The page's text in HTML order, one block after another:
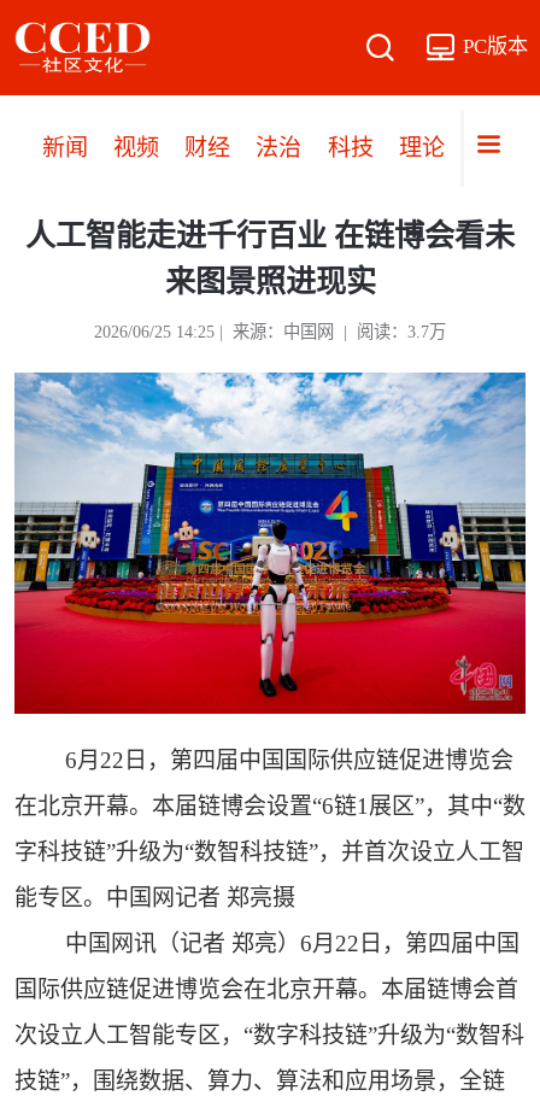
PC版本
新闻 视频 财经 法治 科技 理论 党建
人工智能走进千行百业 在链博会看未
来图景照进现实
2026/06/25 14:25 | 来源：中国网 | 阅读：3.7万
6月22日，第四届中国国际供应链促进博览会
在北京开幕。本届链博会设置“6链1展区”，其中“数
字科技链”升级为“数智科技链”，并首次设立人工智
能专区。中国网记者 郑亮摄
中国网讯（记者 郑亮）6月22日，第四届中国
国际供应链促进博览会在北京开幕。本届链博会首
次设立人工智能专区，“数字科技链”升级为“数智科
技链”，围绕数据、算力、算法和应用场景，全链